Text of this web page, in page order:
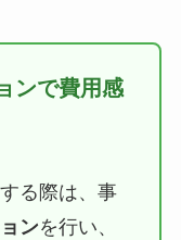
ンで費用感
る際は、事
ンを行い、